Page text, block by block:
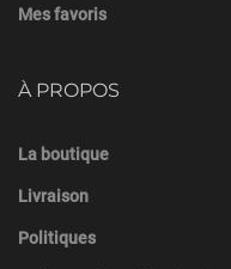
Mes favoris
À PROPOS
La boutique
Livraison
Politiques